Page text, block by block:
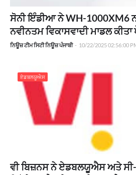
ਸੋਨੀ ਇੰਡੀਆ ਨੇ WH-1000XM6
ਨਵੀਨਤਮ ਵਿਕਾਸਵਾਦੀ ਮਾਡਲ
ਨਿਊਜ਼ ਟੀਮ ਸਿਟੀ ਨਿਊਜ਼ ਪੰਜਾਬੀ - 10/22/2025 02:56:00
ਏਡਬਲਯੂਐਸ
ਵੀ ਬਿਜ਼ਨਸ ਨੇ ਏਡਬਲਯੂਐਸ ਅਤੇ